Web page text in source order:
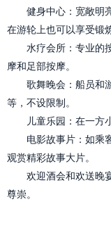
健身中心：宽敞明
在游轮上也可以享受锻
水疗会所：专业的
摩和足部按摩。
歌舞晚会：船员和
等，不设限制。
儿童乐园：在一方
电影故事片：如乘
观赏精彩故事大片。
欢迎酒会和欢送晚
尊崇。